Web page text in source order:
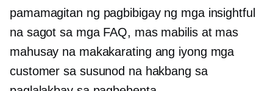
pamamagitan ng pagbibigay ng mga insightful
na sagot sa mga FAQ, mas mabilis at mas
mahusay na makakarating ang iyong mga
customer sa susunod na hakbang sa